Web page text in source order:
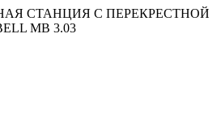
СТАНЦИЯ С ПЕРЕКРЕСТНОЙ
MB 3.03